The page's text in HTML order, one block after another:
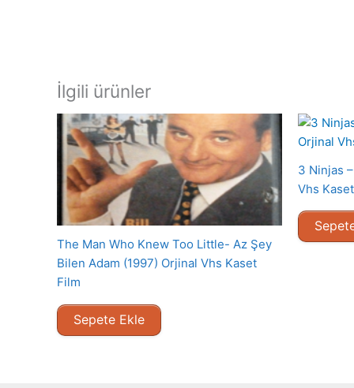
İlgili ürünler
The Man Who Knew Too Little- Az Şey
Bilen Adam (1997) Orjinal Vhs Kaset
Film
Sepete Ekle
3 Ninjas
Vhs